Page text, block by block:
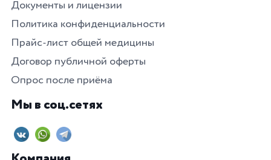
Документы и лицензии
Политика конфиденциальности
Прайс-лист общей медицины
Договор публичной оферты
Опрос после приёма
Мы в соц.сетях